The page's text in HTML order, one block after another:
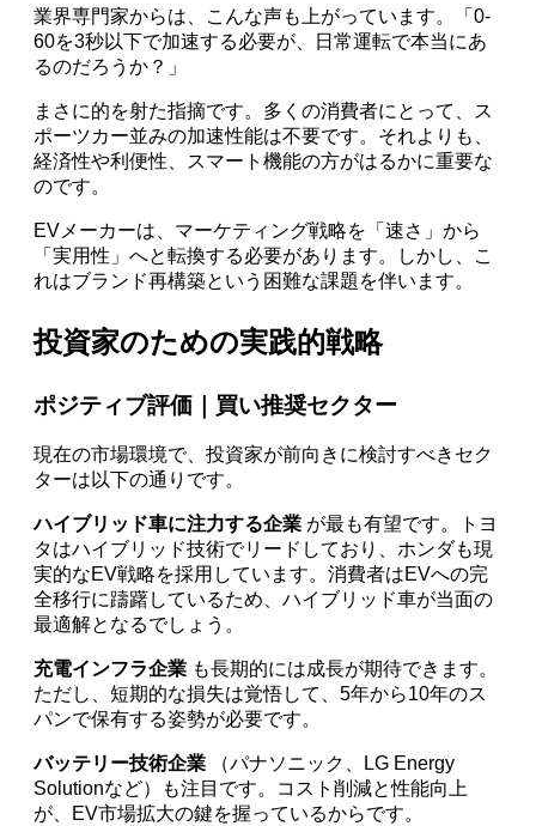
業界専門家からは、こんな声も上がっています。「0-
60を3秒以下で加速する必要が、日常運転で本当にあ
るのだろうか？」
まさに的を射た指摘です。多くの消費者にとって、ス
ポーツカー並みの加速性能は不要です。それよりも、
経済性や利便性、スマート機能の方がはるかに重要な
のです。
EVメーカーは、マーケティング戦略を「速さ」から
「実用性」へと転換する必要があります。しかし、こ
れはブランド再構築という困難な課題を伴います。
投資家のための実践的戦略
ポジティブ評価｜買い推奨セクター
現在の市場環境で、投資家が前向きに検討すべきセク
ターは以下の通りです。
ハイブリッド車に注力する企業 が最も有望です。トヨ
タはハイブリッド技術でリードしており、ホンダも現
実的なEV戦略を採用しています。消費者はEVへの完
全移行に躊躇しているため、ハイブリッド車が当面の
最適解となるでしょう。
充電インフラ企業 も長期的には成長が期待できます。
ただし、短期的な損失は覚悟して、5年から10年のス
パンで保有する姿勢が必要です。
バッテリー技術企業 （パナソニック、LG Energy
Solutionなど）も注目です。コスト削減と性能向上
が、EV市場拡大の鍵を握っているからです。